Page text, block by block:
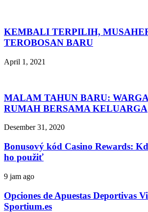
KEMBALI TERPILIH,
TEROBOSAN BARU
April 1, 2021
MALAM TAHUN BARU:
RUMAH BERSAMA KELUARGA
Desember 31, 2020
Bonusový kód Casino Rewards:
ho použiť
9 jam ago
Opciones de Apuestas Deportivas
Sportium.es